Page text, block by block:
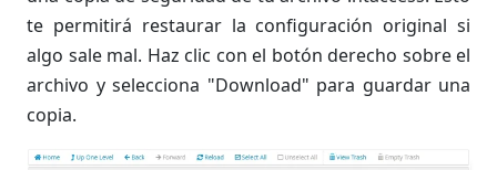
te permitirá restaurar la configuración original si
algo sale mal. Haz clic con el botón derecho sobre el
archivo y selecciona "Download" para guardar una
copia.